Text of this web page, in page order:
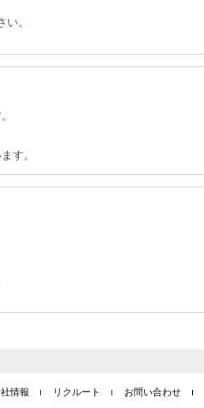
。
す。
情報 リクルート お問い合わせ